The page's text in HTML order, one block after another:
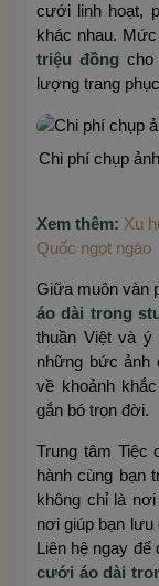
cưới linh hoạt,
khác nhau.
triệu đồng
lượng trang
Chi phí chụp
Xem thêm: Xu
Quốc ngọt ngào
Giữa muôn vàn
áo dài trong
thuần Việt và
những bức ảnh
về khoảnh
gắn bó trọn đời.
Trung tâm Tiệc
hành cùng bạn
không chỉ là
nơi giúp bạn
Liên hệ ngay
cưới áo dài